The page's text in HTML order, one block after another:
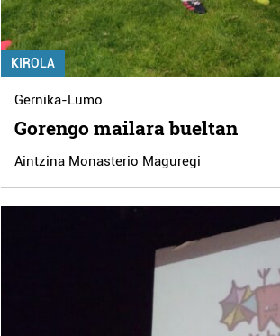
KIROLA
Gernika-Lumo
Gorengo mailara bueltan
Aintzina Monasterio Maguregi